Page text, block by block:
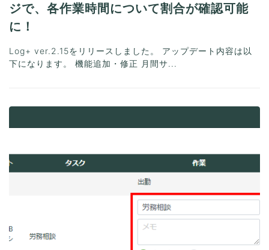
ジで、各作業時間について割合が確認可能
に！
Log+ ver.2.15をリリースしました。 アップデート内容は以
下になります。 機能追加・修正 月間サ...